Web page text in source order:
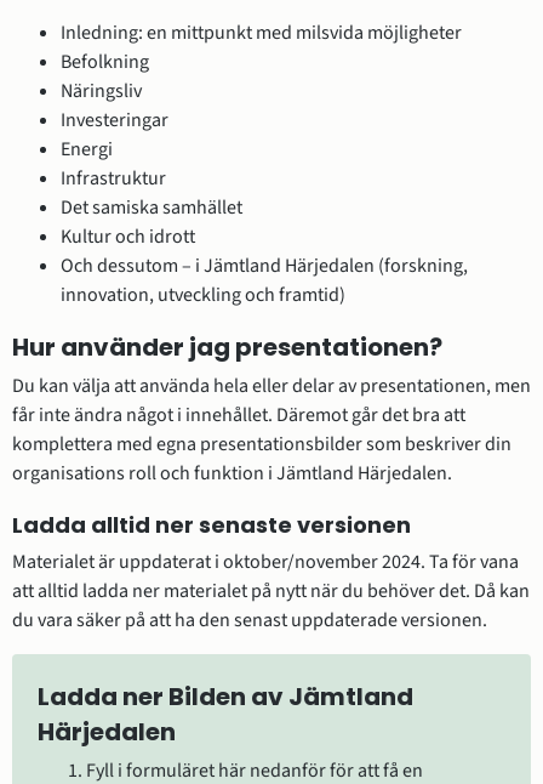
Inledning: en mittpunkt med milsvida möjligheter
Befolkning
Näringsliv
Investeringar
Energi
Infrastruktur
Det samiska samhället
Kultur och idrott
Och dessutom – i Jämtland Härjedalen (forskning,
innovation, utveckling och framtid)
Hur använder jag presentationen?
Du kan välja att använda hela eller delar av presentationen, men
får inte ändra något i innehållet. Däremot går det bra att
komplettera med egna presentationsbilder som beskriver din
organisations roll och funktion i Jämtland Härjedalen.
Ladda alltid ner senaste versionen
Materialet är uppdaterat i oktober/november 2024. Ta för vana
att alltid ladda ner materialet på nytt när du behöver det. Då kan
du vara säker på att ha den senast uppdaterade versionen.
Ladda ner Bilden av Jämtland
Härjedalen